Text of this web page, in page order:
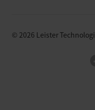
© 2026 Leister